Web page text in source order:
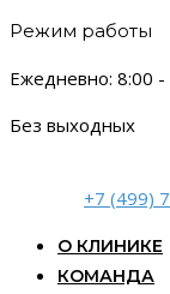
Режим работы
Ежедневно: 8:00 -
Без выходных
+7 (499)
О КЛИНИКЕ
КОМАНДА